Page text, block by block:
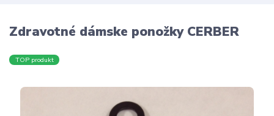
Zdravotné dámske ponožky CERBER
TOP produkt